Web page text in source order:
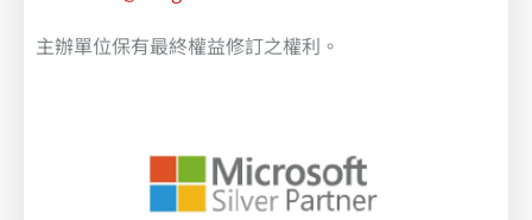
主辦單位保有最終權益修訂之權利。